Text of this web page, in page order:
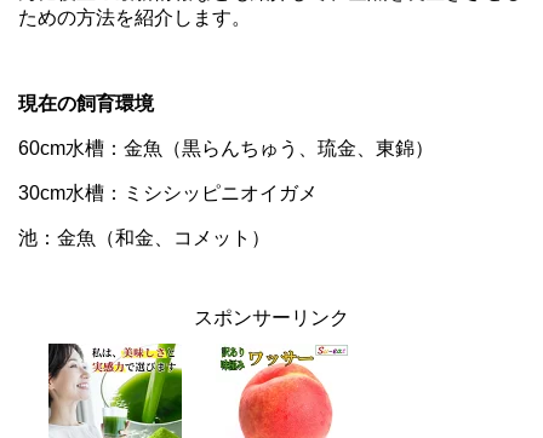
ための方法を紹介します。
現在の飼育環境
60cm水槽：金魚（黒らんちゅう、琉金、東錦）
30cm水槽：ミシシッピニオイガメ
池：金魚（和金、コメット）
スポンサーリンク